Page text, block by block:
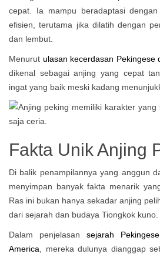
cepat. Ia mampu beradaptasi
efisien, terutama jika dilatih dengan
dan lembut.
Menurut ulasan kecerdasan Pekingese
dikenal sebagai anjing yang cepat
ingat yang baik meski kadang
Fakta Unik Anjing
Di balik penampilannya yang anggun
menyimpan banyak fakta menarik
Ras ini bukan hanya sekadar anjing
dari sejarah dan budaya Tiongkok kuno.
Dalam penjelasan
sejarah
America , mereka dulunya dianggap